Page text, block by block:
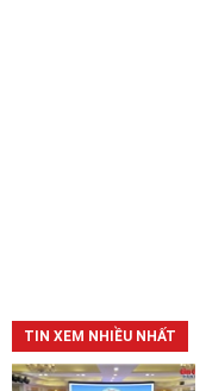
TIN XEM NHIỀU NHẤT